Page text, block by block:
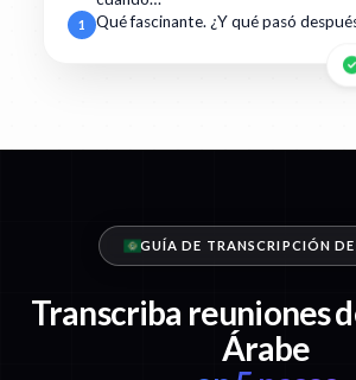
1 Qué fascinante. ¿Y qué pasó
GUÍA DE TRANSCRIPCIÓN DE
Transcriba reuniones
Árabe